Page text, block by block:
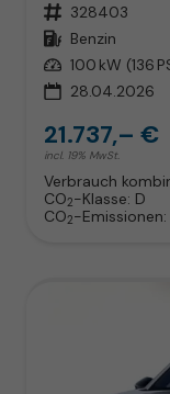
Fahrzeugnr. 328403
Kraftstoff Benzin
Leistung 100 kW (136
28.04.2026
21.737,– €
incl. 19% MwSt.
Verbrauch
CO2-Klasse: D
CO2-Emissionen: